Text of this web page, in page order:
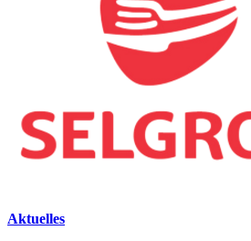
Aktuelles